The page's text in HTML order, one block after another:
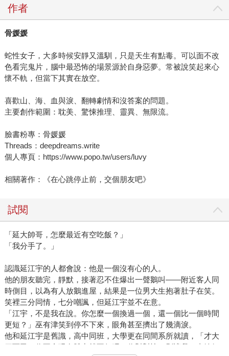
作者
骨媛媛
蛇性女子，大多時候安靜又溫馴，只是天生有點毒。可以面不改
色看完鬼片，腦中最恐怖的場景源於自身惡夢。常被說笑起來心
懷不軌，但當下其實在放空。
喜歡山、海、血與淚、翻轉劇情和沒答案的問題。
主要創作範圍：耽美、驚悚推理、靈異、無限流。
臉書粉專：骨媛媛
Threads：deepdreams.write
個人專頁：https://www.popo.tw/users/luvy
相關著作：《在心跳停止前，交個朋友吧》
試閱
「延大帥哥，怎麼最近有空吃飯？」
「我分手了。」
認識延江宇的人都會說：他是一個沒有心的人。
他的朋友聽完，靜默，接著忍不住爆出一聲鵝叫——附近客人同
時側目，以為有人放鵝進屋，結果是一位男大生抱著肚子在笑。
笑裡三分同情，七分嘲諷，但延江宇並不在意。
「江宇，不是我在說。你怎麼一個換過一個，還一個比一個時間
更短？」巫有津笑到停不下來，眼角甚至擠出了幾滴淚。
他和延江宇是舊識，高中同班，大學更在同間系所就讀，「才大
四而已，你不會現在體力就不行吧？你幫幫忙，別讓我一直輸好